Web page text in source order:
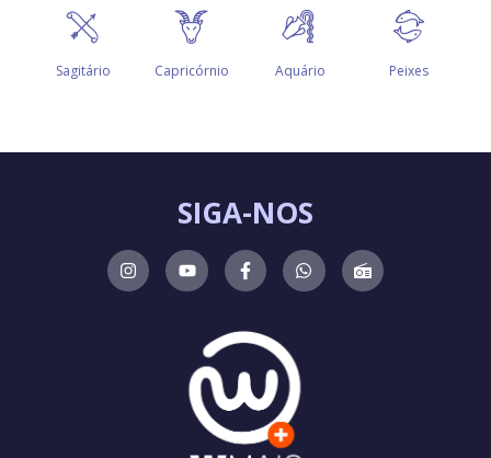
SIGA-NOS